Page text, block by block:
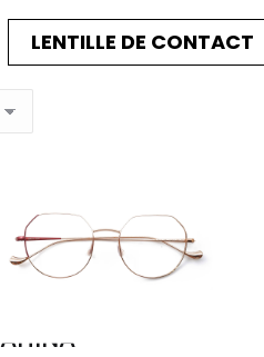
LENTILLE DE CONTACT